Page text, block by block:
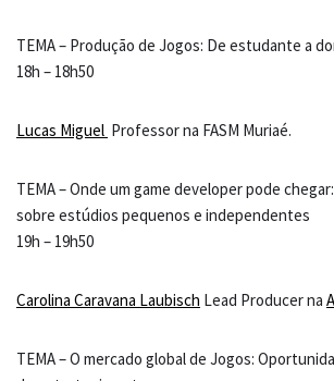
TEMA – Produção de Jogos: De estudante a
18h – 18h50
Lucas Miguel Professor na FASM Muriaé.
TEMA – Onde um game developer pode
sobre estúdios pequenos e independentes
19h – 19h50
Carolina Caravana Laubisch Lead Producer na
TEMA – O mercado global de Jogos: